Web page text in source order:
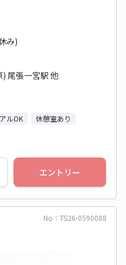
み)
) 尾張一宮駅 他
ルOK
休憩室あり
エントリー
No：TS26-0590088